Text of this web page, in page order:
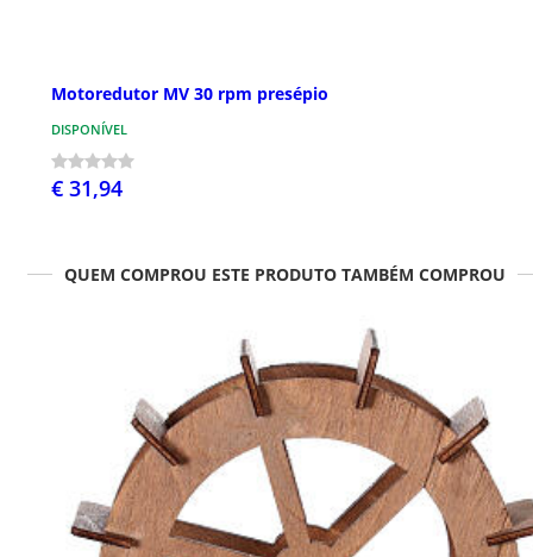
Motoredutor MV 30 rpm presépio
DISPONÍVEL
€ 31,94
QUEM COMPROU ESTE PRODUTO TAMBÉM COMPROU